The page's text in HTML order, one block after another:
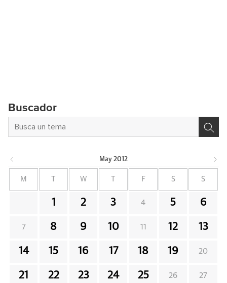
Buscador
May 2012
M W F S S
1 2 3 4 5 6
7 8 9 10 11 12 13
14 15 16 17 18 19 20
21 22 23 24 25 26 27